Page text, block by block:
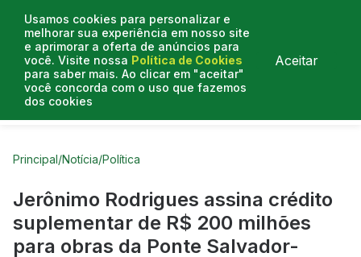
Usamos cookies para personalizar e
melhorar sua experiência em nosso site
e aprimorar a oferta de anúncios para
você. Visite nossa Política de Cookies
para saber mais. Ao clicar em "aceitar"
você concorda com o uso que fazemos
dos cookies
Aceitar
Curtas do Poder
Principal/Notícia/Política
Jerônimo Rodrigues assina crédito
suplementar de R$ 200 milhões
para obras da Ponte Salvador-